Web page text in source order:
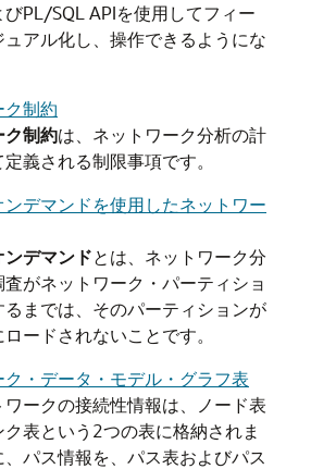
びPL/SQL APIを使用してフィー
アル化し、操作できるようにな
ク制約
ク制約は、ネットワーク分析の計
義される制限事項です。
ンデマンドを使用したネットワー
ンデマンドとは、ネットワーク分
がネットワーク・パーティショ
るまでは、そのパーティションが
ードされないことです。
ク・データ・モデル・グラフ表
ワークの接続性情報は、ノード表
表という2つの表に格納されま
パス情報を、パス表およびパス